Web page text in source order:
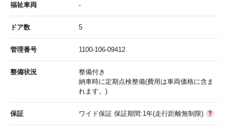
福祉車両 -
ドア数 5
管理番号 1100-106-09412
整備状況
整備付き
納車時に定期点検整備(費用は車両価格に含ま
れます。)
保証 ワイド保証 保証期間:1年(走行距離無制限)